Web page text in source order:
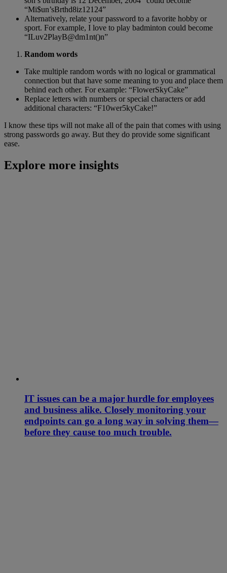
“Mi$un’sBrthd8iz12124”
Alternatively, relate your password to a favorite hobby or
sport. For example, I love to play badminton could become
“ILuv2PlayB@dm1nt()n”
Random words
Take multiple random words with no logical or grammatical
connection but that have some meaning to you and place them
behind each other. For example: “FlowerSkyCake”
Replace letters with numbers or special characters or add
additional characters: “F10wer5kyCake!”
I know these tips will not make all of the pain that comes with using
strong passwords go away. But they do provide some significant
ease.
Explore more insights
IT issues can be a major hurdle for employees
and business alike. Closely monitoring your
endpoints can go a long way in solving them—
before they cause too much trouble.